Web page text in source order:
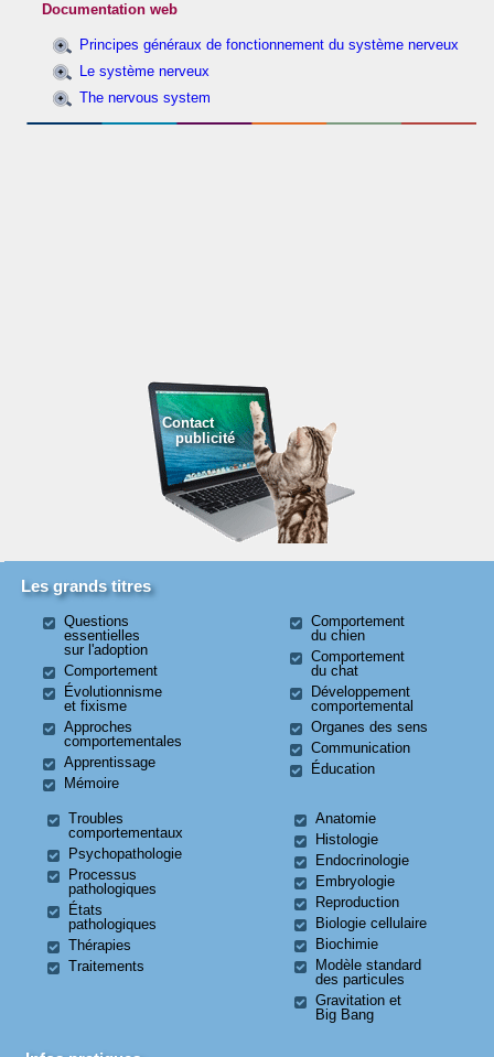
Documentation web
Principes généraux de fonctionnement du système nerveux
Le système nerveux
The nervous system
Contact
publicité
Les grands titres
Questions
essentielles
sur l'adoption
Comportement
Évolutionnisme
et fixisme
Approches
comportementales
Apprentissage
Mémoire
Comportement
du chien
Comportement
du chat
Développement
comportemental
Organes des sens
Communication
Éducation
Troubles
comportementaux
Psychopathologie
Processus
pathologiques
États
pathologiques
Thérapies
Traitements
Anatomie
Histologie
Endocrinologie
Embryologie
Reproduction
Biologie cellulaire
Biochimie
Modèle standard
des particules
Gravitation et
Big Bang